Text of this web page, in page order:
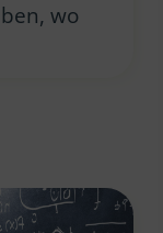
wo